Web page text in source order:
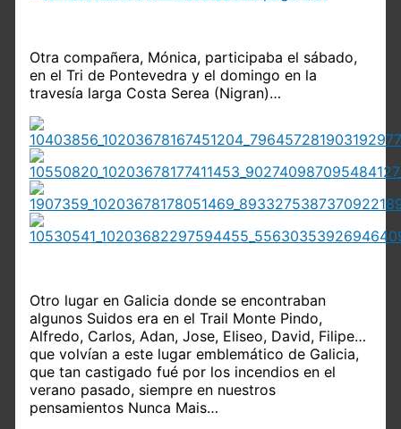
Otra compañera, Mónica, participaba el sábado,
en el Tri de Pontevedra y el domingo en la
travesía larga Costa Serea (Nigran)…
Otro lugar en Galicia donde se encontraban
algunos Suidos era en el Trail Monte Pindo,
Alfredo, Carlos, Adan, Jose, Eliseo, David, Filipe…
que volvían a este lugar emblemático de Galicia,
que tan castigado fué por los incendios en el
verano pasado, siempre en nuestros
pensamientos Nunca Mais…